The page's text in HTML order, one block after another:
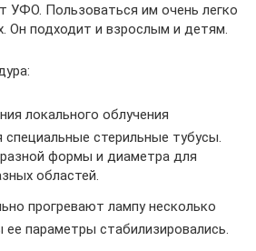
УФО. Пользоваться им очень легко
Он подходит и взрослым и детям.
локального облучения
специальные стерильные тубусы.
формы и диаметра для
областей.
прогревают лампу несколько
параметры стабилизировались.